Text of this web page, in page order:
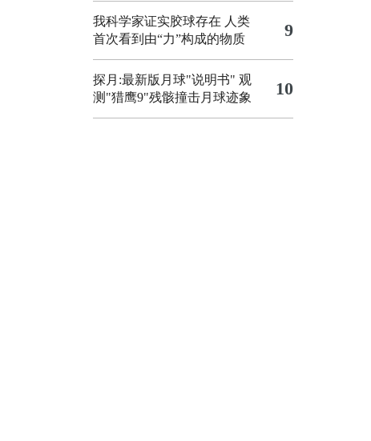
我科学家证实胶球存在 人类
首次看到由“力”构成的物质
9
探月:最新版月球"说明书" 观
测"猎鹰9"残骸撞击月球迹象
10